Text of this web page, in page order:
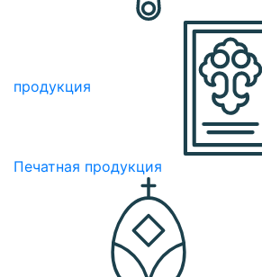
продукция
Печатная продукция